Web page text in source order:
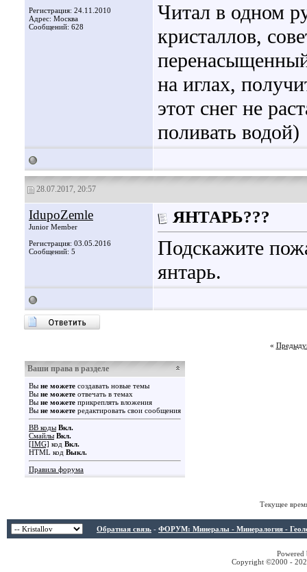
Регистрация: 24.11.2010
Адрес: Москва
Сообщений: 628
Читал в одном
кристаллов,
на иглах,
этот снег не
поливать водой)
28.07.2017, 20:57
IdupoZemle
Junior Member
Регистрация: 03.05.2016
Сообщений: 5
ЯНТАРЬ???
Подскажите
янтарь.
«
Ваши права в разделе
Вы не можете создавать новые темы
Вы не можете отвечать в темах
Вы не можете прикреплять вложения
Вы не можете редактировать свои сообщения
BB коды Вкл.
Смайлы Вкл.
[IMG] код Вкл.
HTML код Выкл.
Правила форума
Текущее
Обратная связь - ФОРУМ: Минералы - Минералогия -
Copyright ©2000 -